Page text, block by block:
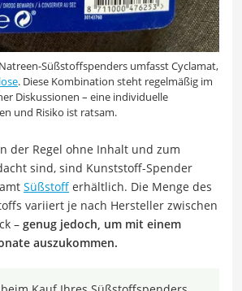
Süßstoffspenders umfasst Cyclamat,
. Diese Kombination steht regelmäßig im
Diskussionen – eine individuelle
und Risiko ist ratsam.
der Regel ohne Inhalt und zum
sind, sind Kunststoff-Spender
Süßstoff erhältlich. Die Menge des
variiert je nach Hersteller zwischen
– genug jedoch, um mit einem
auszukommen.